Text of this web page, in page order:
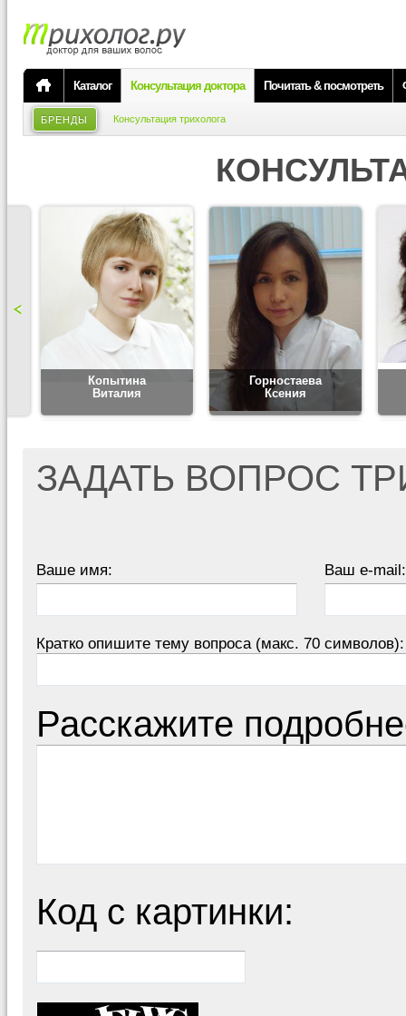
Каталог Консультация доктора Почитать & посмотреть
БРЕНДЫ Консультация трихолога
Копытина
Виталия
Горностаева
Ксения
ЗАДАТЬ ВОПРОС
Ваше имя: Ваш e-mail:
Кратко опишите тему вопроса (макс. 70 символов):
Расскажите
Код с картинки: